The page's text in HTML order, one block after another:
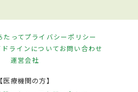
たってプライバシーポリシー
ラインについてお問い合わせ
運営会社
【医療機関の方】